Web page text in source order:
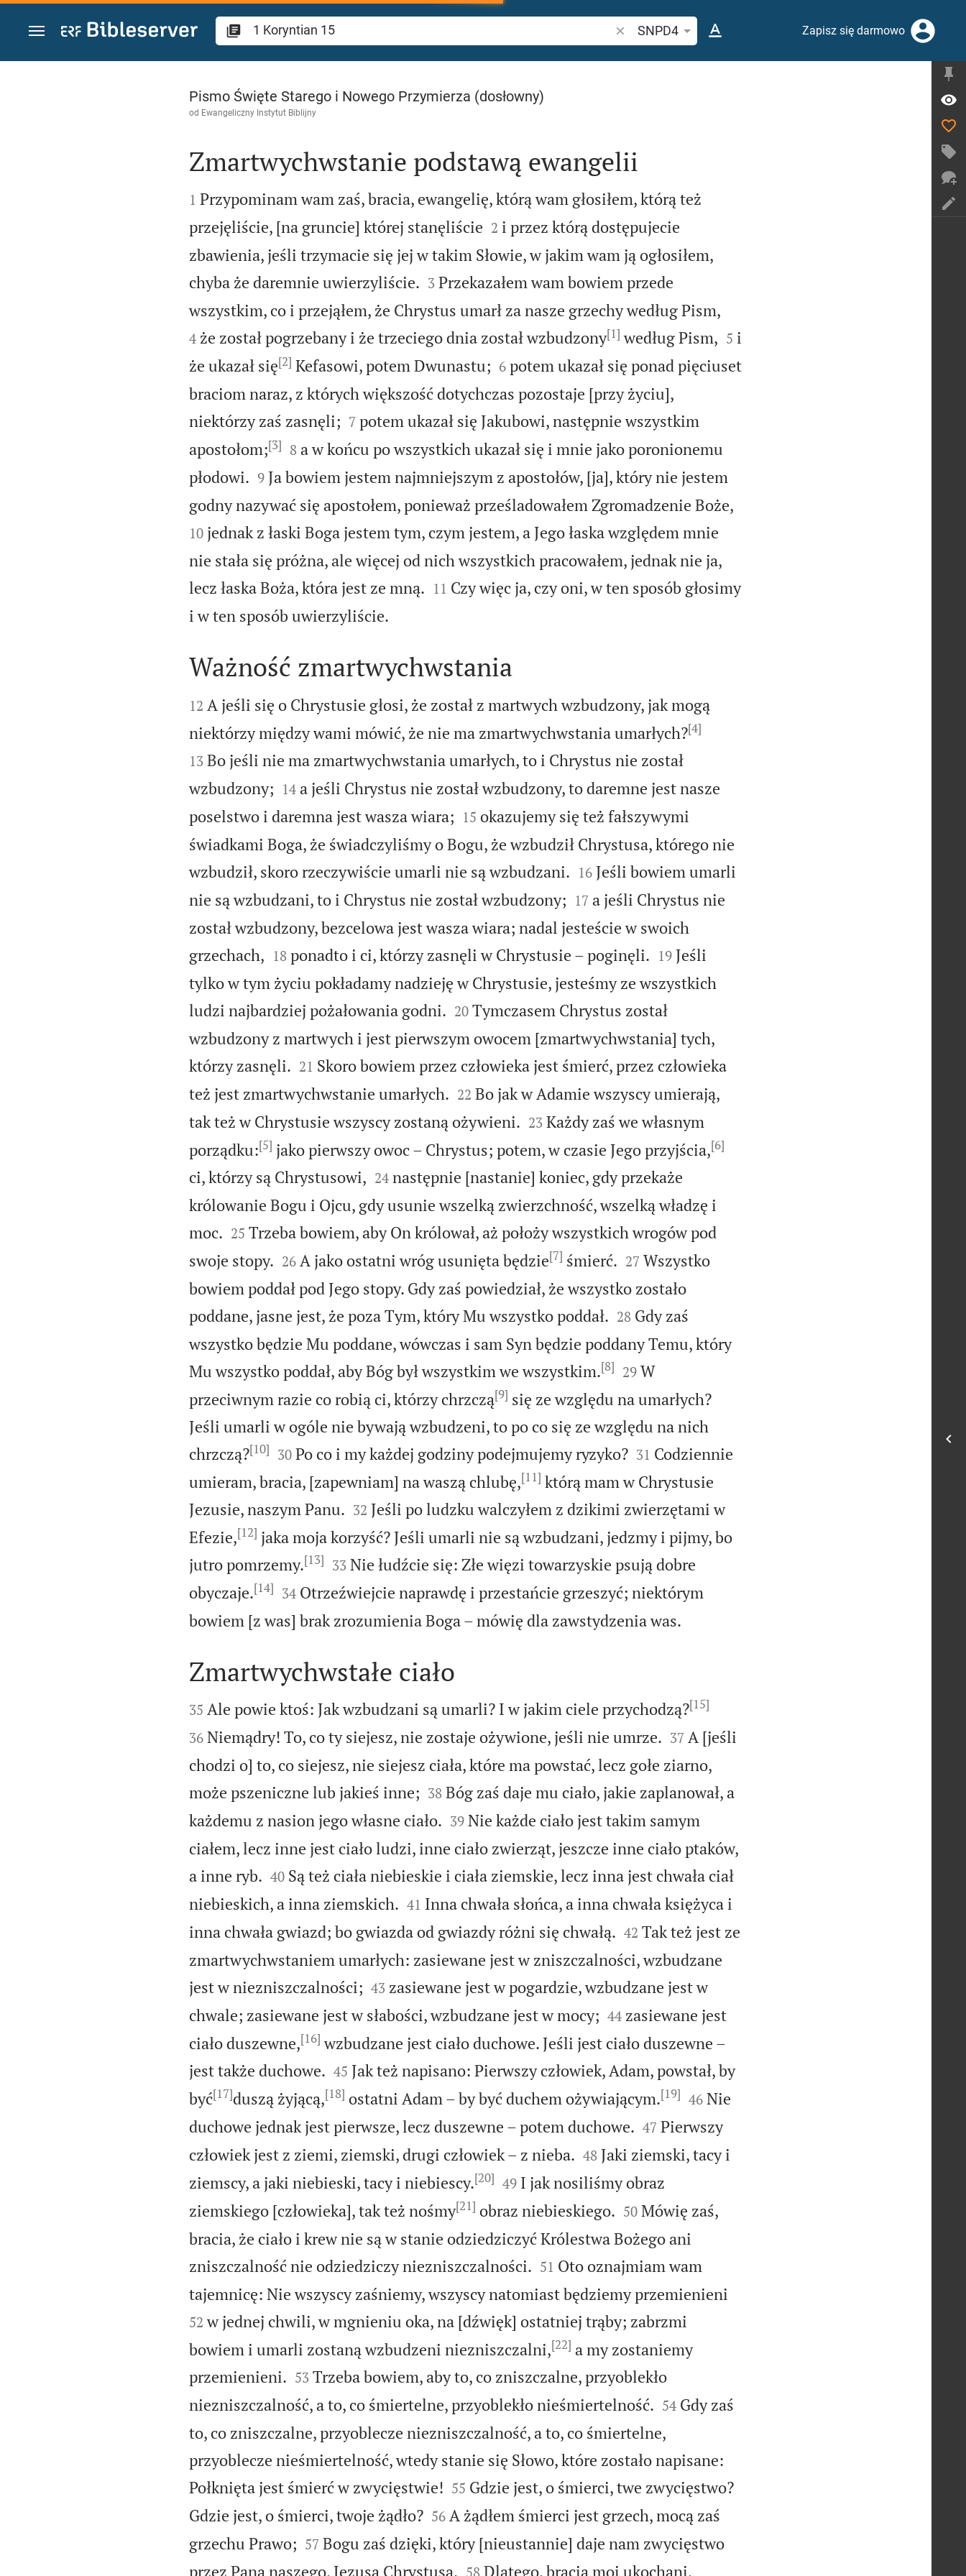
Przejdź do treści
Szukaj wersetu lub słowa biblijnego
SNPD4 Zapisz się darmowo
1 Koryntian 15
Pismo Święte Starego i Nowego Przymierza (dosłowny)
od Ewangeliczny Instytut Biblijny

Zmartwychwstanie podstawą ewangelii

1 Przypominam wam zaś, bracia, ewangelię, którą wam głosiłem, którą też
przejęliście, [na gruncie] której stanęliście
2 i przez którą dostępujecie
zbawienia, jeśli trzymacie się jej w takim Słowie, w jakim wam ją ogłosiłem,
chyba że daremnie uwierzyliście.
3 Przekazałem wam bowiem przede
wszystkim, co i przejąłem, że Chrystus umarł za nasze grzechy według Pism,
4 że został pogrzebany i że trzeciego dnia został wzbudzony[1] według Pism,
5 i
że ukazał się[2] Kefasowi, potem Dwunastu;
6 potem ukazał się ponad pięciuset
braciom naraz, z których większość dotychczas pozostaje [przy życiu],
niektórzy zaś zasnęli;
7 potem ukazał się Jakubowi, następnie wszystkim
apostołom;[3]
8 a w końcu po wszystkich ukazał się i mnie jako poronionemu
płodowi.
9 Ja bowiem jestem najmniejszym z apostołów, [ja], który nie jestem
godny nazywać się apostołem, ponieważ prześladowałem Zgromadzenie Boże,
10 jednak z łaski Boga jestem tym, czym jestem, a Jego łaska względem mnie
nie stała się próżna, ale więcej od nich wszystkich pracowałem, jednak nie ja,
lecz łaska Boża, która jest ze mną.
11 Czy więc ja, czy oni, w ten sposób głosimy
i w ten sposób uwierzyliście.

Ważność zmartwychwstania

12 A jeśli się o Chrystusie głosi, że został z martwych wzbudzony, jak mogą
niektórzy między wami mówić, że nie ma zmartwychwstania umarłych?[4]
13 Bo jeśli nie ma zmartwychwstania umarłych, to i Chrystus nie został
wzbudzony;
14 a jeśli Chrystus nie został wzbudzony, to daremne jest nasze
poselstwo i daremna jest wasza wiara;
15 okazujemy się też fałszywymi
świadkami Boga, że świadczyliśmy o Bogu, że wzbudził Chrystusa, którego nie
wzbudził, skoro rzeczywiście umarli nie są wzbudzani.
16 Jeśli bowiem umarli
nie są wzbudzani, to i Chrystus nie został wzbudzony;
17 a jeśli Chrystus nie
został wzbudzony, bezcelowa jest wasza wiara; nadal jesteście w swoich
grzechach, 

18 ponadto i ci, którzy zasnęli w Chrystusie – poginęli.
19 Jeśli
tylko w tym życiu pokładamy nadzieję w Chrystusie, jesteśmy ze wszystkich
ludzi najbardziej pożałowania godni.
20 Tymczasem Chrystus został
wzbudzony z martwych i jest pierwszym owocem [zmartwychwstania] tych,
którzy zasnęli.
21 Skoro bowiem przez człowieka jest śmierć, przez człowieka
też jest zmartwychwstanie umarłych.
22 Bo jak w Adamie wszyscy umierają,
tak też w Chrystusie wszyscy zostaną ożywieni.
23 Każdy zaś we własnym
porządku:[5] jako pierwszy owoc – Chrystus; potem, w czasie Jego przyjścia,[6]
ci, którzy są Chrystusowi, 

24 następnie [nastanie] koniec, gdy przekaże
królowanie Bogu i Ojcu, gdy usunie wszelką zwierzchność, wszelką władzę i
moc.
25 Trzeba bowiem, aby On królował, aż położy wszystkich wrogów pod
swoje stopy.
26 A jako ostatni wróg usunięta będzie[7] śmierć.
27 Wszystko
bowiem poddał pod Jego stopy. Gdy zaś powiedział, że wszystko zostało
poddane, jasne jest, że poza Tym, który Mu wszystko poddał.
28 Gdy zaś
wszystko będzie Mu poddane, wówczas i sam Syn będzie poddany Temu, który
Mu wszystko poddał, aby Bóg był wszystkim we wszystkim.[8]
29 W
przeciwnym razie co robią ci, którzy chrzczą[9] się ze względu na umarłych?
Jeśli umarli w ogóle nie bywają wzbudzeni, to po co się ze względu na nich
chrzczą?[10]
30 Po co i my każdej godziny podejmujemy ryzyko?
31 Codziennie
umieram, bracia, [zapewniam] na waszą chlubę,[11] którą mam w Chrystusie
Jezusie, naszym Panu.
32 Jeśli po ludzku walczyłem z dzikimi zwierzętami w
Efezie,[12] jaka moja korzyść? Jeśli umarli nie są wzbudzani, jedzmy i pijmy, bo
jutro pomrzemy.[13]
33 Nie łudźcie się: Złe więzi towarzyskie psują dobre
obyczaje.[14]
34 Otrzeźwiejcie naprawdę i przestańcie grzeszyć; niektórym
bowiem [z was] brak zrozumienia Boga – mówię dla zawstydzenia was.

Zmartwychwstałe ciało

35 Ale powie ktoś: Jak wzbudzani są umarli? I w jakim ciele przychodzą?[15]
36 Niemądry! To, co ty siejesz, nie zostaje ożywione, jeśli nie umrze.
37 A [jeśli
chodzi o] to, co siejesz, nie siejesz ciała, które ma powstać, lecz gołe ziarno,
może pszeniczne lub jakieś inne;
38 Bóg zaś daje mu ciało, jakie zaplanował, a
każdemu z nasion jego własne ciało.
39 Nie każde ciało jest takim samym
ciałem, lecz inne jest ciało ludzi, inne ciało zwierząt, jeszcze inne ciało ptaków,
a inne ryb.
40 Są też ciała niebieskie i ciała ziemskie, lecz inna jest chwała ciał
niebieskich, a inna ziemskich.
41 Inna chwała słońca, a inna chwała księżyca i
inna chwała gwiazd; bo gwiazda od gwiazdy różni się chwałą.
42 Tak też jest ze
zmartwychwstaniem umarłych: zasiewane jest w zniszczalności, wzbudzane
jest w niezniszczalności;
43 zasiewane jest w pogardzie, wzbudzane jest w
chwale; zasiewane jest w słabości, wzbudzane jest w mocy;
44 zasiewane jest
ciało duszewne,[16] wzbudzane jest ciało duchowe. Jeśli jest ciało duszewne –
jest także duchowe.
45 Jak też napisano: Pierwszy człowiek, Adam, powstał, by
być[17]duszą żyjącą,[18] ostatni Adam – by być duchem ożywiającym.[19]
46 Nie
duchowe jednak jest pierwsze, lecz duszewne – potem duchowe.
47 Pierwszy
człowiek jest z ziemi, ziemski, drugi człowiek – z nieba.
48 Jaki ziemski, tacy i
ziemscy, a jaki niebieski, tacy i niebiescy.[20]
49 I jak nosiliśmy obraz
ziemskiego [człowieka], tak też nośmy[21] obraz niebieskiego.
50 Mówię zaś,
bracia, że ciało i krew nie są w stanie odziedziczyć Królestwa Bożego ani
zniszczalność nie odziedziczy niezniszczalności.
51 Oto oznajmiam wam
tajemnicę: Nie wszyscy zaśniemy, wszyscy natomiast będziemy przemienieni
52 w jednej chwili, w mgnieniu oka, na [dźwięk] ostatniej trąby; zabrzmi
bowiem i umarli zostaną wzbudzeni niezniszczalni,[22] a my zostaniemy
przemienieni.
53 Trzeba bowiem, aby to, co zniszczalne, przyoblekło
niezniszczalność, a to, co śmiertelne, przyoblekło nieśmiertelność.
54 Gdy zaś
to, co zniszczalne, przyoblecze niezniszczalność, a to, co śmiertelne,
przyoblecze nieśmiertelność, wtedy stanie się Słowo, które zostało napisane:
Połknięta jest śmierć w zwycięstwie!
55 Gdzie jest, o śmierci, twe zwycięstwo?
Gdzie jest, o śmierci, twoje żądło?
56 A żądłem śmierci jest grzech, mocą zaś
grzechu Prawo;
57 Bogu zaś dzięki, który [nieustannie] daje nam zwycięstwo
przez Pana naszego, Jezusa Chrystusa.
58 Dlatego, bracia moi ukochani,